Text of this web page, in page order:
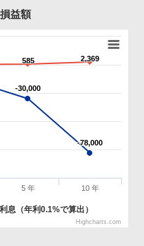
益額
-30,000
-30,000
-78,000
-78,000
585
585 2,369
2,369
息（年利0.1%で算出）
5 年 10 年
Highcharts.com